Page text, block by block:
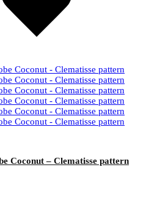
Coconut – Clematisse pattern